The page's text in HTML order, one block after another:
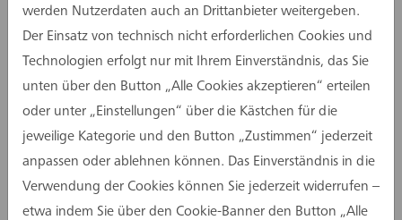
Vorzugsvariante abzeichnete, entschied sich die
Stadt Lemgo für ein offenes Auswahlverfahren.
Die assmann gruppe übernahm die Vorbereitung
und Organisation als Realisierungswettbewerb
gemäß der Vergabeverordnung (VgV) und der
Richtlinie für Planungswettbewerbe (RPW 2013).
werden Nutzerdaten auch an Drittanbieter weitergeben.
Der Einsatz von technisch nicht erforderlichen Cookies und
Technologien erfolgt nur mit Ihrem Einverständnis, das Sie
unten über den Button „Alle Cookies akzeptieren“ erteilen
oder unter „Einstellungen“ über die Kästchen für die
jeweilige Kategorie und den Button „Zustimmen“ jederzeit
anpassen oder ablehnen können. Das Einverständnis in die
Verwendung der Cookies können Sie jederzeit widerrufen –
etwa indem Sie über den Cookie-Banner den Button „Alle